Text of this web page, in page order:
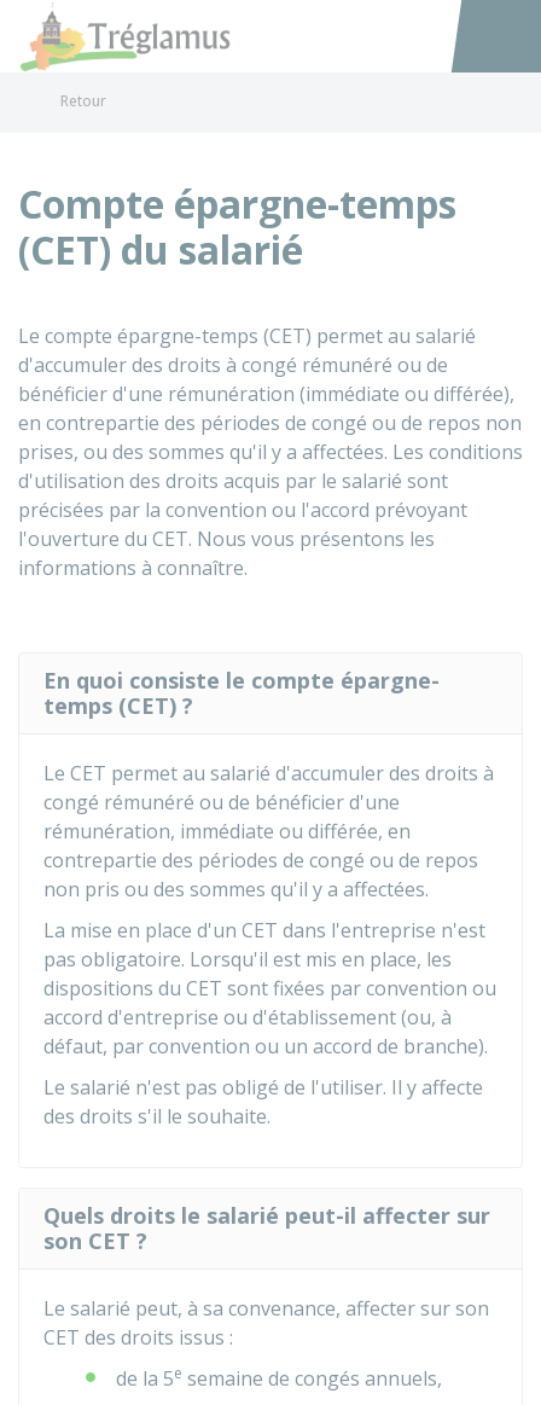
Accéder
Retour
Compte épargne-temps
(CET) du salarié
Le compte épargne-temps (CET) permet au salarié
d'accumuler des droits à congé rémunéré ou de
bénéficier d'une rémunération (immédiate ou différée),
en contrepartie des périodes de congé ou de repos non
prises, ou des sommes qu'il y a affectées. Les conditions
d'utilisation des droits acquis par le salarié sont
précisées par la convention ou l'accord prévoyant
l'ouverture du CET. Nous vous présentons les
informations à connaître.
En quoi consiste le compte épargne-
temps (CET) ?
Le CET permet au salarié d'accumuler des droits à
congé rémunéré ou de bénéficier d'une
rémunération, immédiate ou différée, en
contrepartie des périodes de congé ou de repos
non pris ou des sommes qu'il y a affectées.
La mise en place d'un CET dans l'entreprise n'est
pas obligatoire. Lorsqu'il est mis en place, les
dispositions du CET sont fixées par convention ou
accord d'entreprise ou d'établissement (ou, à
défaut, par convention ou un accord de branche).
Le salarié n'est pas obligé de l'utiliser. Il y affecte
des droits s'il le souhaite.
Quels droits le salarié peut-il affecter sur
son CET ?
Le salarié peut, à sa convenance, affecter sur son
CET des droits issus :
de la 5e semaine de congés annuels,